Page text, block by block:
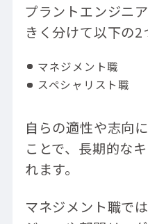
プラントエンジニ
きく分けて以下の2
マネジメント職
スペシャリスト職
自らの適性や志向
ことで、長期的な
れます。
マネジメント職で